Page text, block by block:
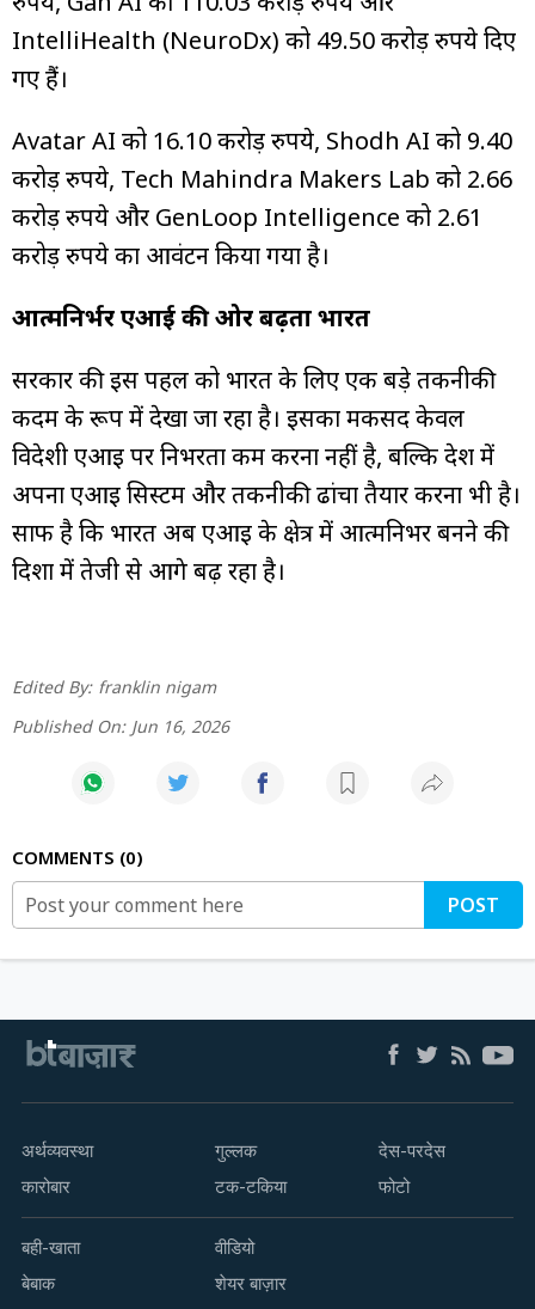
IntelliHealth (NeuroDx) को 49.50 करोड़ रुपये दिए
गए हैं।
Avatar AI को 16.10 करोड़ रुपये, Shodh AI को 9.40
करोड़ रुपये, Tech Mahindra Makers Lab को 2.66
करोड़ रुपये और GenLoop Intelligence को 2.61
करोड़ रुपये का आवंटन किया गया है।
आत्मनिर्भर एआई की ओर बढ़ता भारत
सरकार की इस पहल को भारत के लिए एक बड़े तकनीकी
कदम के रूप में देखा जा रहा है। इसका मकसद केवल
विदेशी एआई पर निर्भरता कम करना नहीं है, बल्कि देश में
अपना एआई सिस्टम और तकनीकी ढांचा तैयार करना भी है।
साफ है कि भारत अब एआई के क्षेत्र में आत्मनिर्भर बनने की
दिशा में तेजी से आगे बढ़ रहा है।
Edited By: franklin nigam
Published On: Jun 16, 2026
COMMENTS 0
POST
अर्थव्यवस्था
कारोबार
गुल्लक
टक-टकिया
देस-परदेस
फोटो
बही-खाता
बेबाक
वीडियो
शेयर बाज़ार